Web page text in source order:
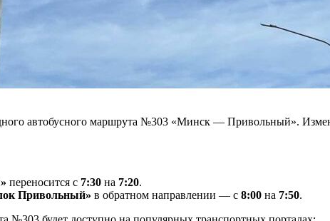
автобусного маршрута №303 «Минск — Привольный».
переносится с 7:30 на 7:20.
Привольный» в обратном направлении — с 8:00 на 7:50.